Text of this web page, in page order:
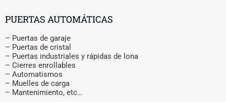
PUERTAS AUTOMÁTICAS
– Puertas de garaje
– Puertas de cristal
– Puertas industriales y rápidas de lona
– Cierres enrollables
– Automatismos
– Muelles de carga
– Mantenimiento, etc…